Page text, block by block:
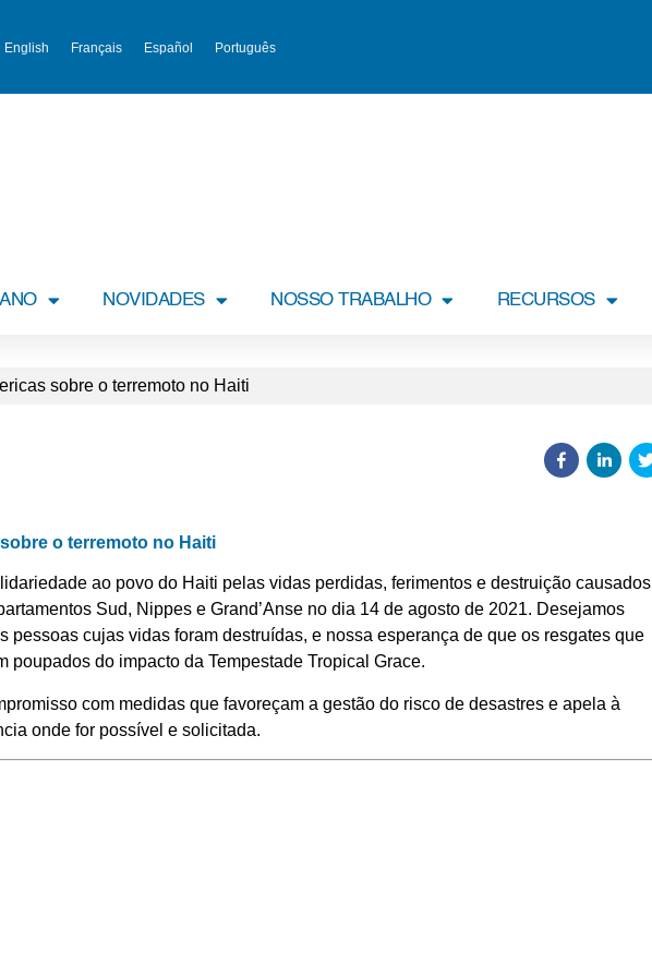
English Français Español Português
NOVIDADES NOSSO TRABALHO RECURSOS
sobre o terremoto no Haiti
o terremoto no Haiti
ao povo do Haiti pelas vidas perdidas, ferimentos e destruição causados
Sud, Nippes e Grand’Anse no dia 14 de agosto de 2021. Desejamos
pessoas cujas vidas foram destruídas, e nossa esperança de que os resgates que
poupados do impacto da Tempestade Tropical Grace.
com medidas que favoreçam a gestão do risco de desastres e apela à
onde for possível e solicitada.